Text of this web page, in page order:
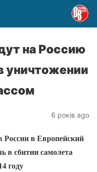
на Россию
уничтожении
6 років ago
России в Европейский
в сбитии самолета
году